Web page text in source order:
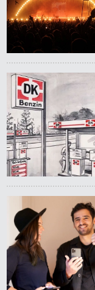
16 kr.
1 dåse suppe
25 kr.